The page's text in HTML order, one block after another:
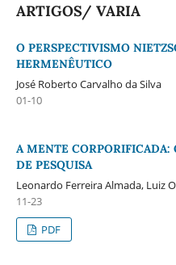
ARTIGOS/ VARIA
O PERSPECTIVISMO
HERMENÊUTICO
José Roberto Carvalho da Silva
01-10
A MENTE
DE PESQUISA
Leonardo Ferreira Almada, Luiz
11-23
PDF